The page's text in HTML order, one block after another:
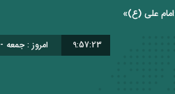
9:57:24 امروز : جمعه - ۱۶ مرداد - ۱۴۰۵